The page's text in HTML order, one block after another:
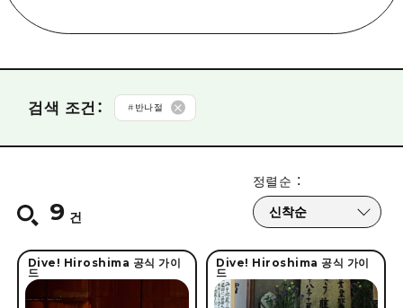
유형에서 찾기
#Dive! Hiroshima 공식 가이드 #히로시마 모시모 트래블
카테고리로 찾기
동물과 접하다 #
# 밤까지 즐기다
#역사/문화를 접하다 #치유 #거리 산책
#
# 수학여행 나홀로 여행
#친구와 함께 #부부/커플 가족 동반
#총알 당일치기 # 1박 2일 #2박 3일
검색 조건 ： # 반나절
9 건
정렬순 ：
Dive! Hiroshima 공식 가이
드
Dive! Hiroshima 공식 가이
드